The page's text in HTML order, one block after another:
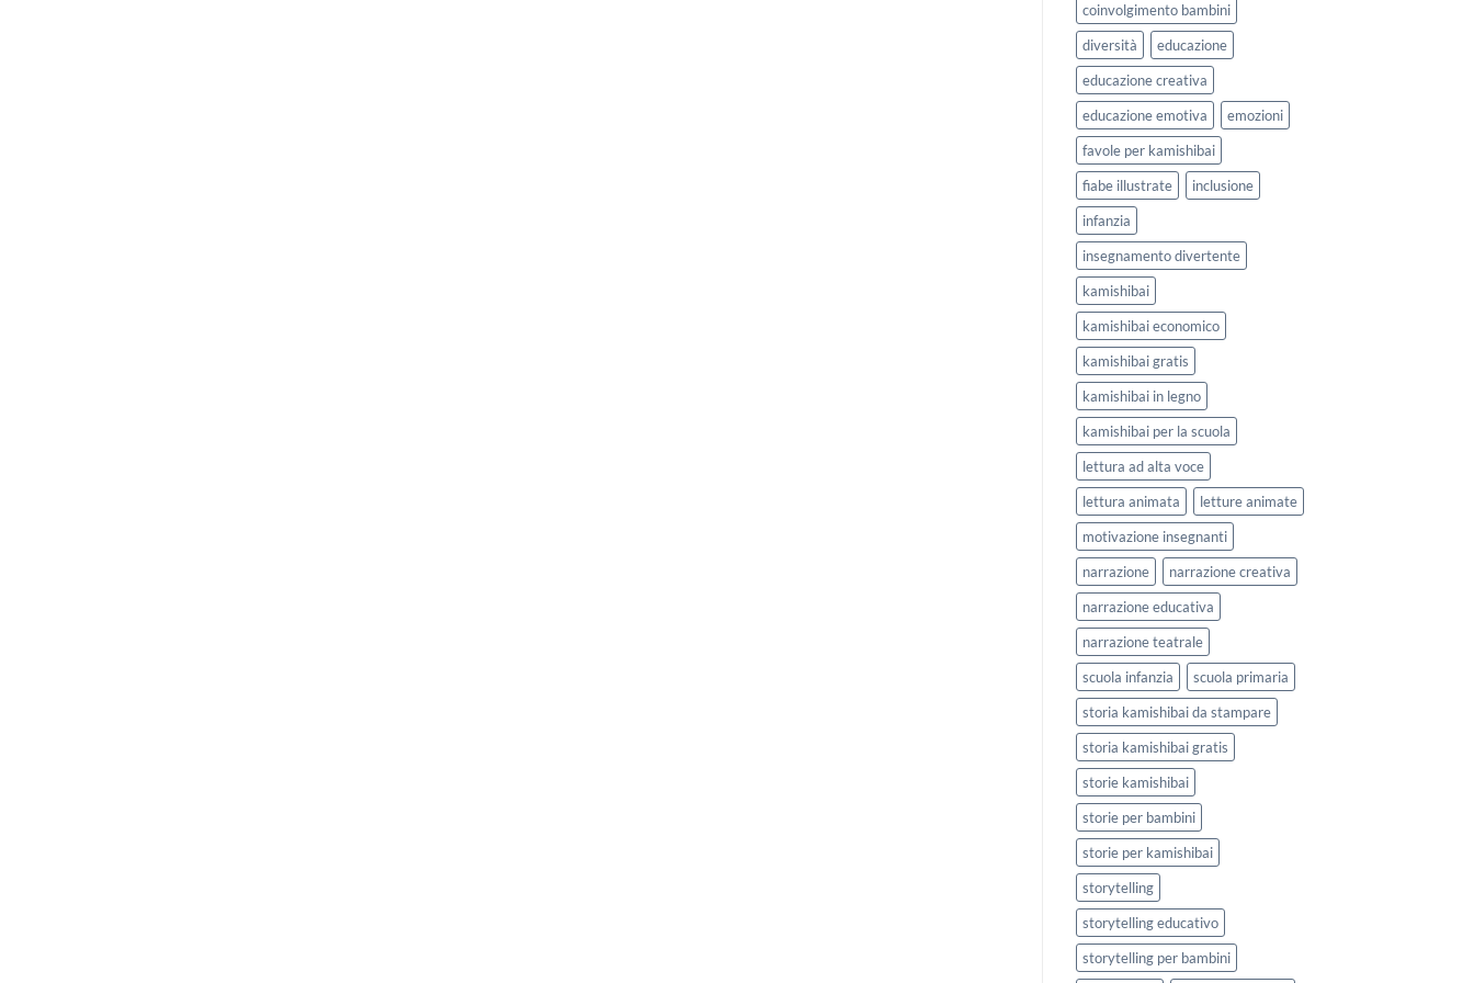
coinvolgimento bambini
diversità
educazione
educazione creativa
educazione emotiva
emozioni
favole per kamishibai
fiabe illustrate
inclusione
infanzia
insegnamento divertente
kamishibai
kamishibai economico
kamishibai gratis
kamishibai in legno
kamishibai per la scuola
lettura ad alta voce
lettura animata
letture animate
motivazione insegnanti
narrazione
narrazione creativa
narrazione educativa
narrazione teatrale
scuola infanzia
scuola primaria
storia kamishibai da stampare
storia kamishibai gratis
storie kamishibai
storie per bambini
storie per kamishibai
storytelling
storytelling educativo
storytelling per bambini